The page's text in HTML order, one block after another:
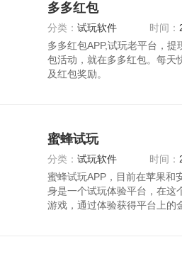
多多红包
分类： 试玩软件 时间：
多多红包APP,试玩老平台，
包活动，就在多多红包。每天
及红包奖励。
蜜蜂试玩
分类： 试玩软件 时间：
蜜蜂试玩APP，目前在苹果和
身是一个试玩体验平台，在这
游戏，通过体验获得平台上的